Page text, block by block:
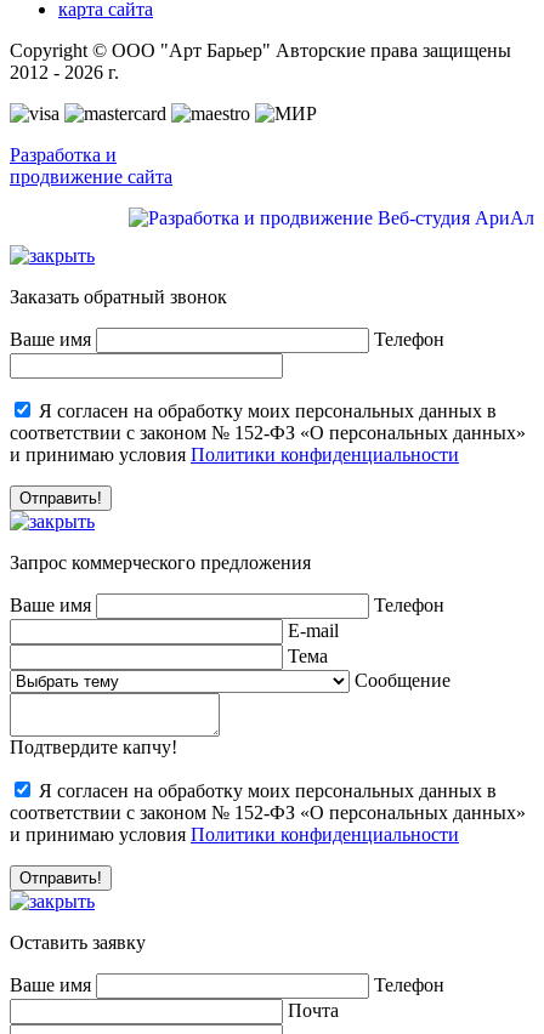
карта сайта
Copyright © ООО "Арт Барьер" Авторские права защищены
2012 - 2026 г.
Разработка и
продвижение сайта
Заказать обратный звонок
Ваше имя Телефон
Я согласен на обработку моих персональных данных в
соответствии с законом № 152-ФЗ «О персональных данных»
и принимаю условия Политики конфиденциальности
Запрос коммерческого предложения
Ваше имя
Телефон
E-mail
Тема
Сообщение
Подтвердите капчу!
Я согласен на обработку моих персональных данных в
соответствии с законом № 152-ФЗ «О персональных данных»
и принимаю условия Политики конфиденциальности
Оставить заявку
Ваше имя
Телефон
Почта